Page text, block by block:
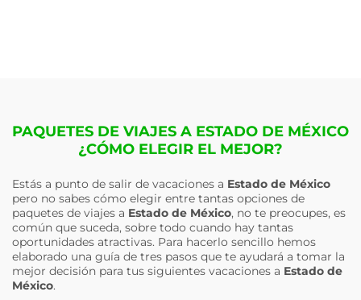
PAQUETES DE VIAJES A ESTADO DE MÉXICO
¿CÓMO ELEGIR EL MEJOR?
Estás a punto de salir de vacaciones a Estado de México
pero no sabes cómo elegir entre tantas opciones de
paquetes de viajes a Estado de México, no te preocupes, es
común que suceda, sobre todo cuando hay tantas
oportunidades atractivas. Para hacerlo sencillo hemos
elaborado una guía de tres pasos que te ayudará a tomar la
mejor decisión para tus siguientes vacaciones a Estado de
México.